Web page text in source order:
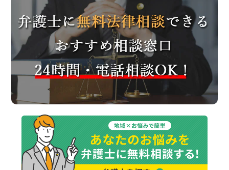
交通事故
遺産相続
労働問題
債権回収
IT・ネット
資金調達